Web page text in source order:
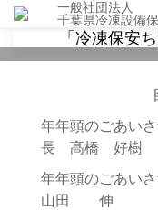
一般社団法人
千葉県冷凍設備
「冷凍保安
年年頭のごあい
長 髙橋 好樹
年年頭のごあい
山田 伸